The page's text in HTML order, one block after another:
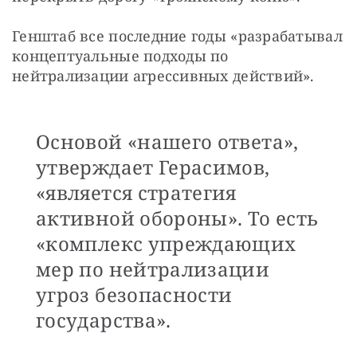
Генштаб все последние годы «разрабатывал
концептуальные подходы по
нейтрализации агрессивных действий».
Основой «нашего ответа»,
утверждает Герасимов,
«является стратегия
активной обороны». То есть
«комплекс упреждающих
мер по нейтрализации
угроз безопасности
государства».